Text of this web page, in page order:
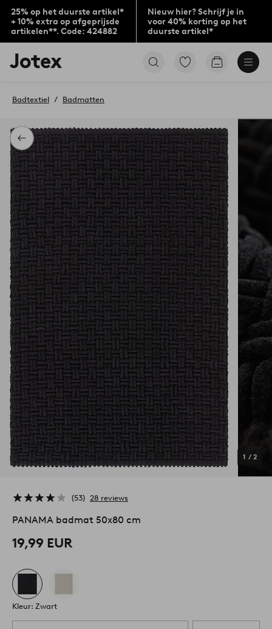
25% op het duurste artikel*
+ 10% extra op afgeprijsde
artikelen**. Code: 424882
Nieuw hier? Schrijf je in
voor 40% korting op het
duurste artikel*
Jotex
logo
to
home
page
Ga
Go
Terug
Badtextiel Badmatten
1 / 2
53 28 reviews
PANAMA badmat 50x80 cm
19,99 EUR
Kleur: Zwart